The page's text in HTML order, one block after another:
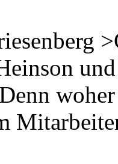
woher